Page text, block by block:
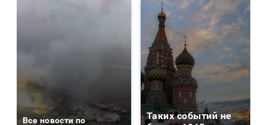
Все новости по
Таких событий не